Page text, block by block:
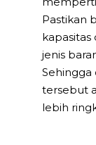
Pastikan
jenis
Sehingga
tersebut
lebih